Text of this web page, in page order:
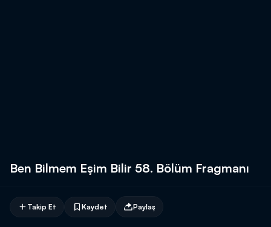
Ben Bilmem Eşim Bilir 58. Bölüm Fragmanı
Takip Et Kaydet Paylaş